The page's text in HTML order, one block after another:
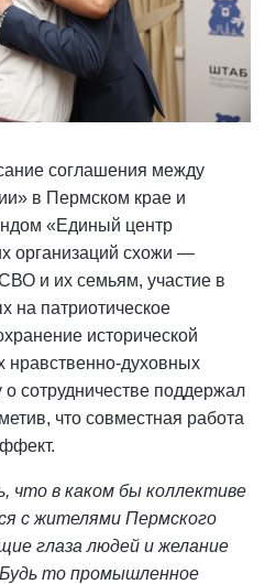
соглашения между
в Пермском крае и
«Единый центр
организаций схожи —
и их семьям, участие в
на патриотическое
исторической
нравственно-духовных
сотрудничестве поддержал
что совместная работа
что в каком бы коллективе
с жителями Пермского
глаза людей и желание
то промышленное